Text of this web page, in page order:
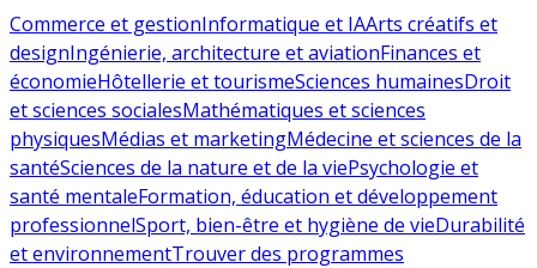
Commerce et gestionInformatique et IAArts créatifs et
designIngénierie, architecture et aviationFinances et
économieHôtellerie et tourismeSciences humainesDroit
et sciences socialesMathématiques et sciences
physiquesMédias et marketingMédecine et sciences de la
santéSciences de la nature et de la viePsychologie et
santé mentaleFormation, éducation et développement
professionnelSport, bien-être et hygiène de vieDurabilité
et environnementTrouver des programmes